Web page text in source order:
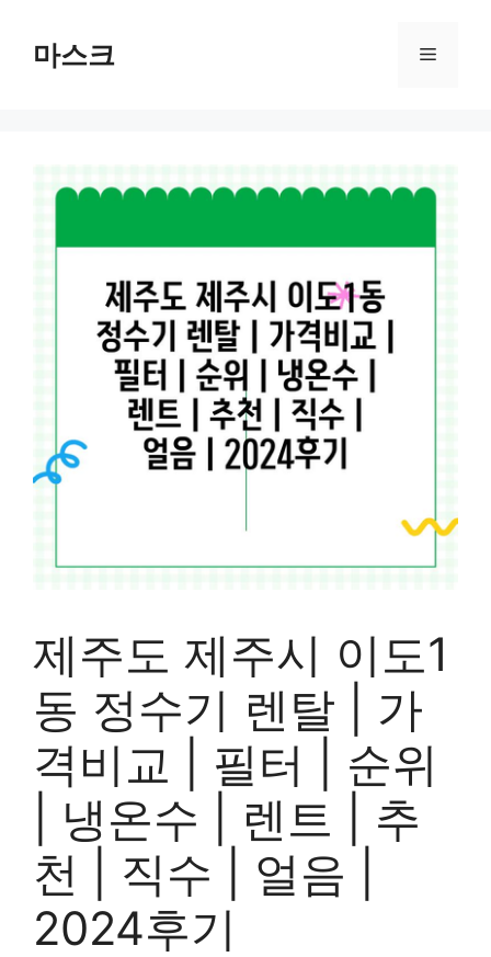
마스크 메
제주도 제주시 이도1
동 정수기 렌탈 | 가
격비교 | 필터 | 순위
| 냉온수 | 렌트 | 추
천 | 직수 | 얼음 |
2024후기